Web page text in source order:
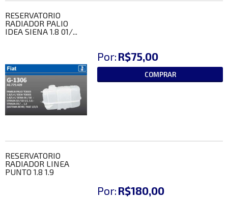
RESERVATORIO
RADIADOR PALIO
IDEA SIENA 1.8 01/...
Por: R$75,00
COMPRAR
RESERVATORIO
RADIADOR LINEA
PUNTO 1.8 1.9
Por: R$180,00